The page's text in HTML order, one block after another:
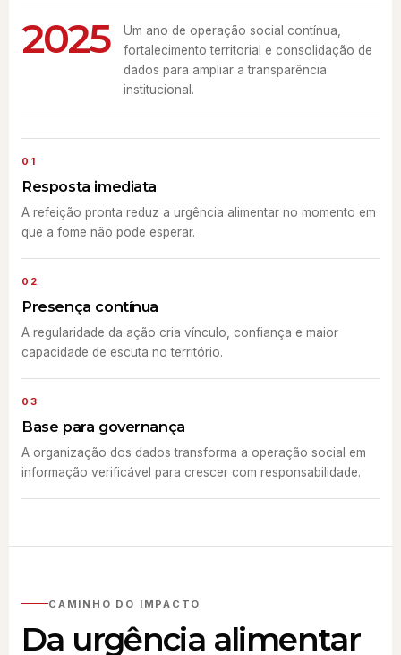
2025
Um ano de operação social contínua,
fortalecimento territorial e consolidação de
dados para ampliar a transparência
institucional.
01
Resposta imediata
A refeição pronta reduz a urgência alimentar no momento em
que a fome não pode esperar.
02
Presença contínua
A regularidade da ação cria vínculo, confiança e maior
capacidade de escuta no território.
03
Base para governança
A organização dos dados transforma a operação social em
informação verificável para crescer com responsabilidade.
CAMINHO DO IMPACTO
Da urgência alimentar